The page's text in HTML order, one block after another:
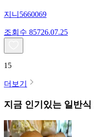
지니5660069
조회수 85726.07.25
15
더보기
지금 인기있는 일반식